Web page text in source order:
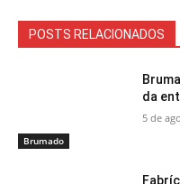
POSTS RELACIONADOS
Brumado
da
5 de